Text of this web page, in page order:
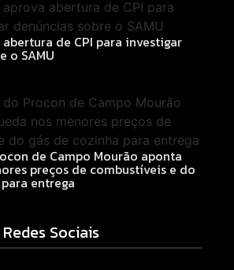
de CPI para investigar
o SAMU
de Campo Mourão aponta
preços de combustíveis e do
entrega
Sociais